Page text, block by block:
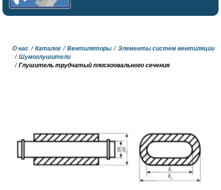
О нас Каталог Вентиляторы
Элементы систем вентиляции
Шумоглушители
Глушитель трубчатый плоскоовального сечения